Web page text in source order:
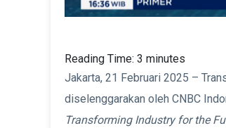
Reading Time: 3 minutes
Jakarta, 21 Februari 2025 –
diselenggarakan oleh CNBC
Transforming Industry for the